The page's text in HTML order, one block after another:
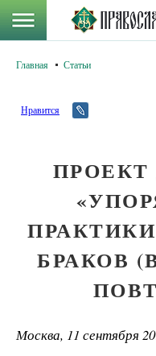
Главная Статьи
Нравится
БРАКОВ
Москва, 11 сентября